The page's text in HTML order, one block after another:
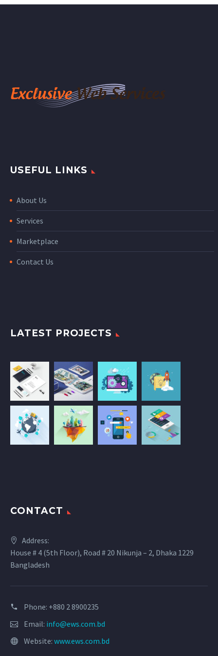
USEFUL LINKS
About Us
Services
Marketplace
Contact Us
LATEST PROJECTS
CONTACT
Address:
House # 4 (5th Floor), Road # 20 Nikunja – 2, Dhaka 1229
Bangladesh
Phone: +880 2 8900235
Email: info@ews.com.bd
Website: www.ews.com.bd